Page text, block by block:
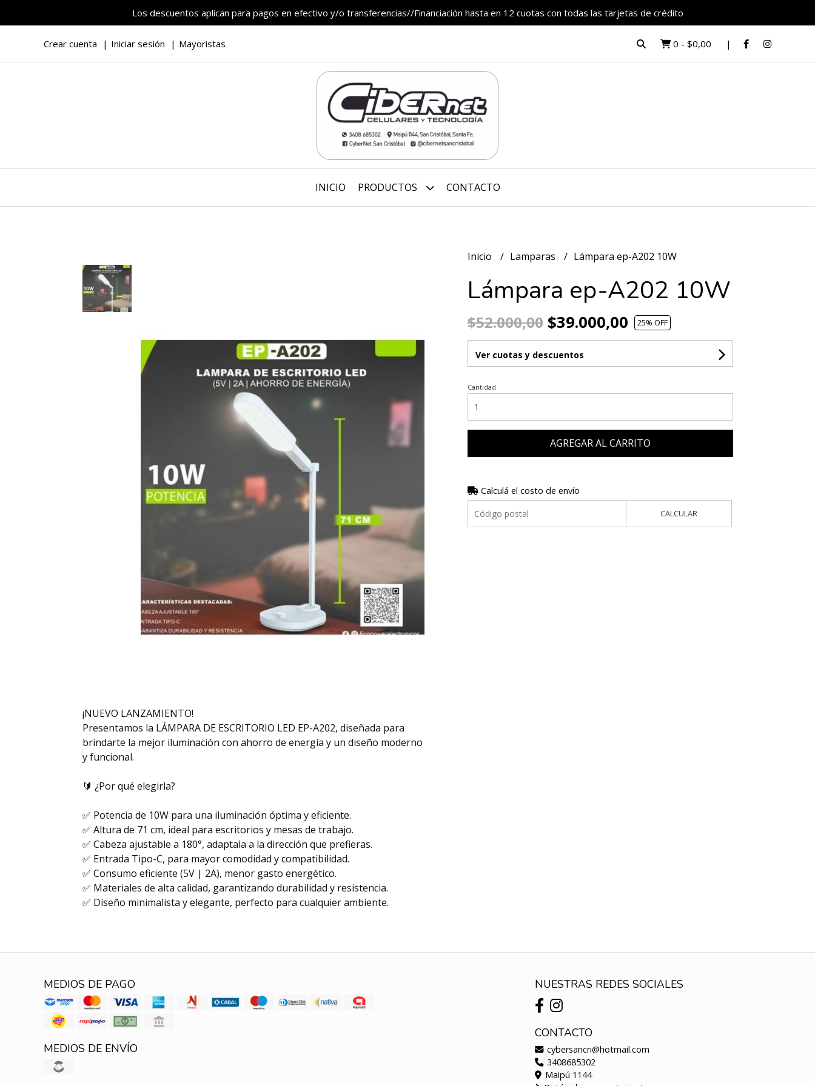
Los descuentos aplican para pagos en efectivo y/o transferencias//Financiación hasta en 12 cuotas con todas las tarjetas de crédito
Crear cuenta Iniciar sesión Mayoristas 0 - $0,00
INICIO PRODUCTOS CONTACTO
¡NUEVO LANZAMIENTO!
Presentamos la LÁMPARA DE ESCRITORIO LED EP-A202, diseñada para
brindarte la mejor iluminación con ahorro de energía y un diseño moderno
y funcional.
🔰 ¿Por qué elegirla?
✅ Potencia de 10W para una iluminación óptima y eficiente.
✅ Altura de 71 cm, ideal para escritorios y mesas de trabajo.
✅ Cabeza ajustable a 180°, adaptala a la dirección que prefieras.
✅ Entrada Tipo-C, para mayor comodidad y compatibilidad.
✅ Consumo eficiente (5V | 2A), menor gasto energético.
✅ Materiales de alta calidad, garantizando durabilidad y resistencia.
✅ Diseño minimalista y elegante, perfecto para cualquier ambiente.
Inicio Lamparas Lámpara ep-A202 10W
Lámpara ep-A202 10W
$52.000,00$39.000,00 25% OFF
Ver cuotas y descuentos
Cantidad
AGREGAR AL CARRITO
Calculá el costo de envío
CALCULAR
MEDIOS DE PAGO
MEDIOS DE ENVÍO
NUESTRAS REDES SOCIALES
CONTACTO
cybersancri@hotmail.com
3408685302
Maipú 1144